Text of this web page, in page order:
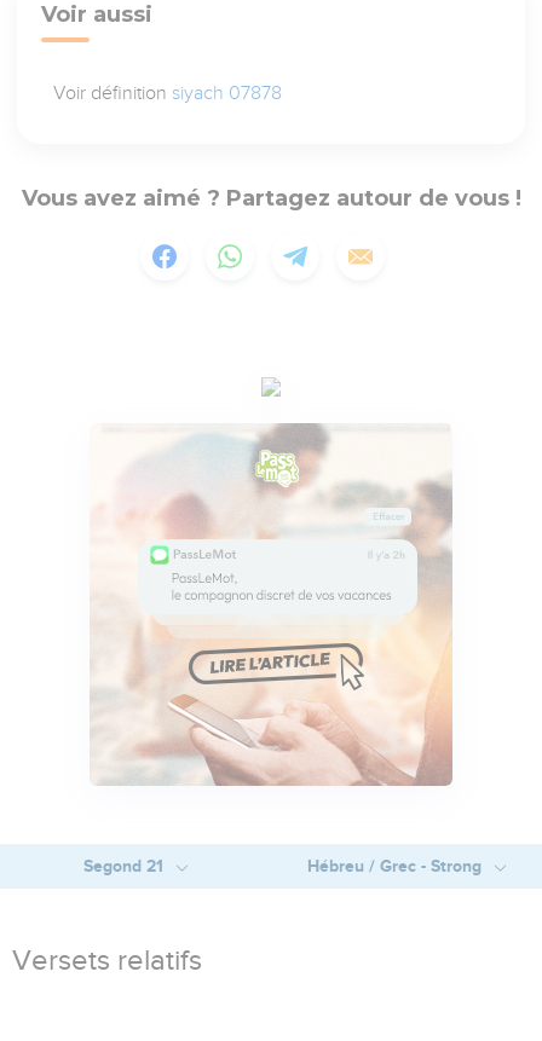
Voir aussi
Voir définition siyach 07878
Vous avez aimé ? Partagez autour de vous !
Segond 21 Hébreu / Grec - Strong
Versets relatifs